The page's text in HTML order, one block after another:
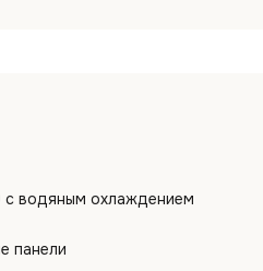
с водяным охлаждением
панели